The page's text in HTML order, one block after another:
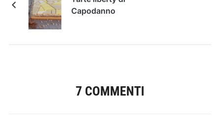
Capodanno
7 COMMENTI